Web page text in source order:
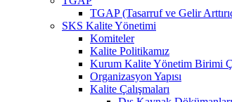
TGAP (Tasarruf ve Gelir
SKS Kalite Yönetimi
Komiteler
Kalite Politikamız
Kurum Kalite Yönetim Birimi
Organizasyon Yapısı
Kalite Çalışmaları